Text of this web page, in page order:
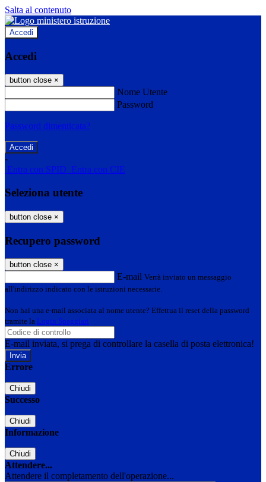
Salta al contenuto
Accedi
Accedi
button close ×
Nome Utente
Password
Password dimenticata?
-
Entra con SPID Entra con CIE
Seleziona utente
button close ×
Recupero password
button close ×
E-mail Verrà inviato un messaggio
all'indirizzo indicato con le istruzioni necessarie.
Non hai una e-mail associata al nome utente? Effettua il reset della password
tramite la Login Spaggiari
E-mail inviata, si prega di controllare la casella di posta elettronica!
Errore
Chiudi
Successo
Chiudi
Informazione
Chiudi
Attendere...
Attendere il completamento dell'operazione...